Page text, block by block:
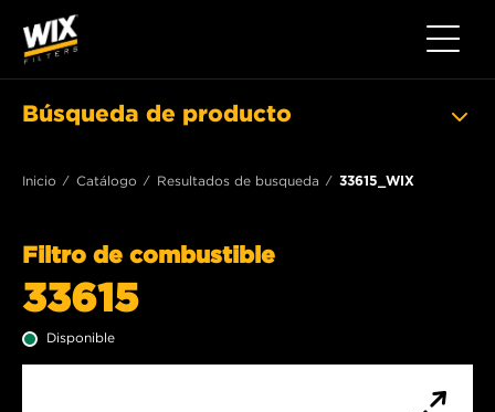
Toggle
Búsqueda de producto
Inicio Catálogo Resultados de busqueda 33615_WIX
Filtro de combustible
33615
Disponible